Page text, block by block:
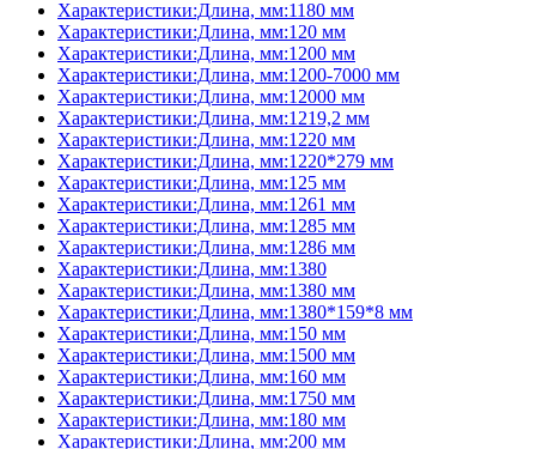
Характеристики:Длина, мм:1180 мм
Характеристики:Длина, мм:120 мм
Характеристики:Длина, мм:1200 мм
Характеристики:Длина, мм:1200-7000 мм
Характеристики:Длина, мм:12000 мм
Характеристики:Длина, мм:1219,2 мм
Характеристики:Длина, мм:1220 мм
Характеристики:Длина, мм:1220*279 мм
Характеристики:Длина, мм:125 мм
Характеристики:Длина, мм:1261 мм
Характеристики:Длина, мм:1285 мм
Характеристики:Длина, мм:1286 мм
Характеристики:Длина, мм:1380
Характеристики:Длина, мм:1380 мм
Характеристики:Длина, мм:1380*159*8 мм
Характеристики:Длина, мм:150 мм
Характеристики:Длина, мм:1500 мм
Характеристики:Длина, мм:160 мм
Характеристики:Длина, мм:1750 мм
Характеристики:Длина, мм:180 мм
Характеристики:Длина, мм:200 мм